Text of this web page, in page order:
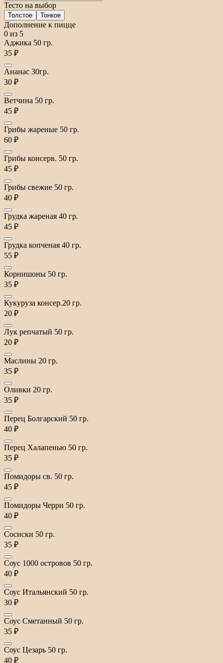
Тесто на выбор
Толстое Тонкое
Дополнение к пицце
0 из 5
Аджика 50 гр.
35 ₽
Ананас 30гр.
30 ₽
Ветчина 50 гр.
45 ₽
Грибы жареные 50 гр.
60 ₽
Грибы консерв. 50 гр.
45 ₽
Грибы свежие 50 гр.
40 ₽
Грудка жареная 40 гр.
45 ₽
Грудка копченая 40 гр.
55 ₽
Корнишоны 50 гр.
35 ₽
Кукуруза консер.20 гр.
20 ₽
Лук репчатый 50 гр.
20 ₽
Маслины 20 гр.
35 ₽
Оливки 20 гр.
35 ₽
Перец Болгарский 50 гр.
40 ₽
Перец Халапенью 50 гр.
35 ₽
Помидоры св. 50 гр.
45 ₽
Помидоры Черри 50 гр.
40 ₽
Сосиски 50 гр.
35 ₽
Соус 1000 островов 50 гр.
40 ₽
Соус Итальянский 50 гр.
30 ₽
Соус Сметанный 50 гр.
35 ₽
Соус Цезарь 50 гр.
40 ₽